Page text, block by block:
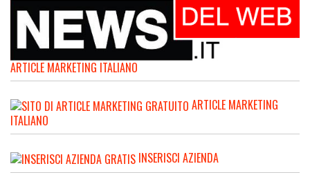
ARTICLE MARKETING ITALIANO
ARTICLE MARKETING
ITALIANO
INSERISCI AZIENDA